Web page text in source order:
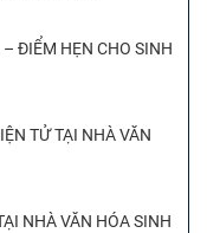
ĐIỂM HẸN CHO SINH
TỬ TẠI NHÀ VĂN
NHÀ VĂN HÓA SINH